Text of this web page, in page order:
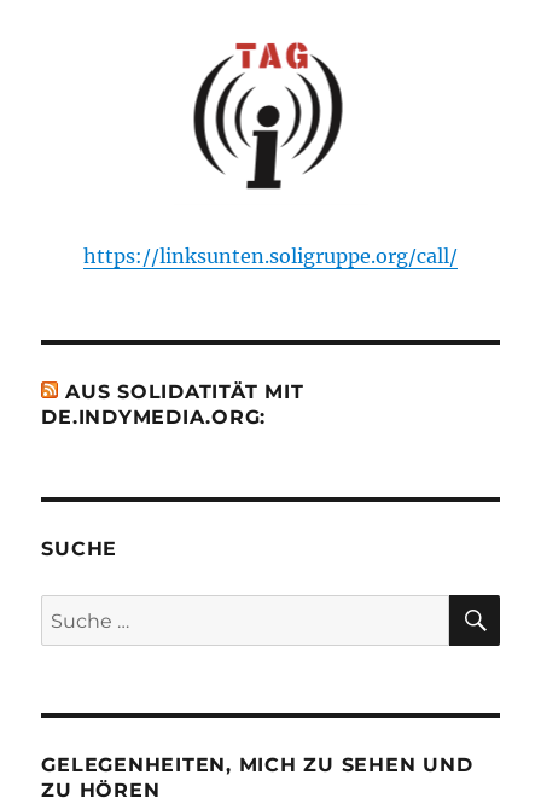
https://linksunten.soligruppe.org/call/
AUS SOLIDATITÄT MIT
DE.INDYMEDIA.ORG:
SUCHE
Suche
nach:
GELEGENHEITEN, MICH ZU SEHEN UND
ZU HÖREN